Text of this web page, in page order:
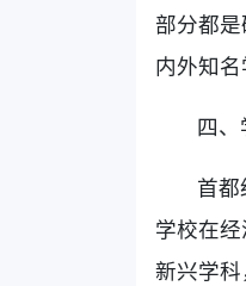
部分都
内外知
四
首都
学校在
新兴学